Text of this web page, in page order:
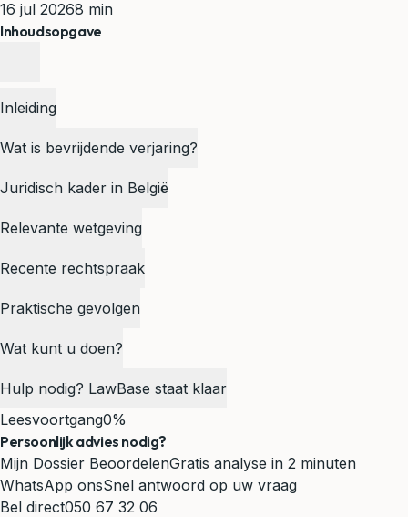
16 jul 20268 min
Inhoudsopgave
Inleiding
Wat is bevrijdende verjaring?
Juridisch kader in België
Relevante wetgeving
Recente rechtspraak
Praktische gevolgen
Wat kunt u doen?
Hulp nodig? LawBase staat klaar
Leesvoortgang0%
Persoonlijk advies nodig?
Mijn Dossier BeoordelenGratis analyse in 2 minuten
WhatsApp onsSnel antwoord op uw vraag
Bel direct050 67 32 06